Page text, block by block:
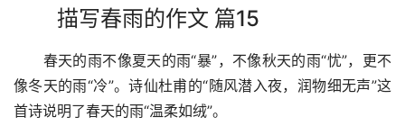
描写春雨的作文 篇15
春天的雨不像夏天的雨“暴”，不像秋天的雨“忧”，更不
像冬天的雨“冷”。诗仙杜甫的“随风潜入夜，润物细无声”这
首诗说明了春天的雨“温柔如绒”。